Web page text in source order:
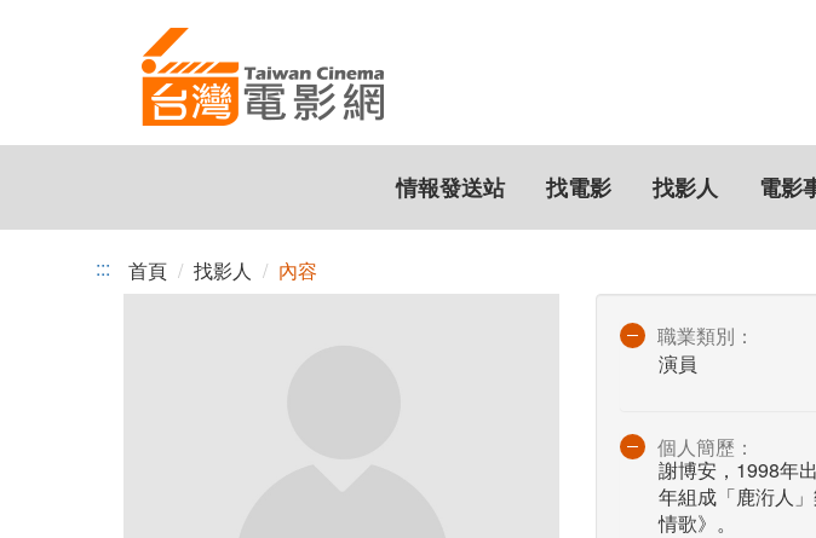
情報發送站 找電影 找影人 電影
::: 首頁 找影人 內容
職業類別：
演員
個人簡歷：
謝博安，1998年
年組成「鹿洐人
情歌》。